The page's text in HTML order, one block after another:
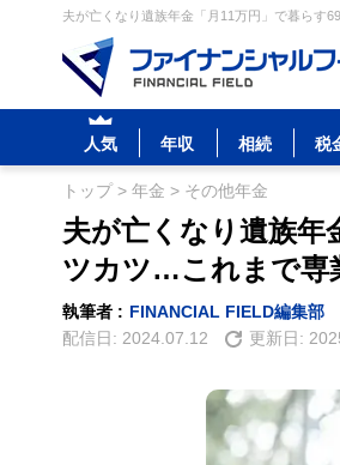
夫が亡くなり遺族年金「月11万円」で暮らす
人気 年収 相続 税
トップ> 年金 > その他年金
夫が亡くなり遺族年
ツカツ…これまで専
執筆者 : FINANCIAL FIELD編集部
配信日: 2024.07.12 更新日: